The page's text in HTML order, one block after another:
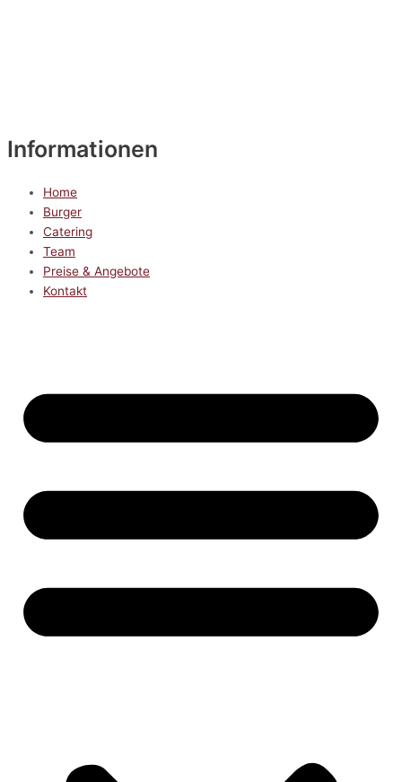
Informationen
Home
Burger
Catering
Team
Preise & Angebote
Kontakt